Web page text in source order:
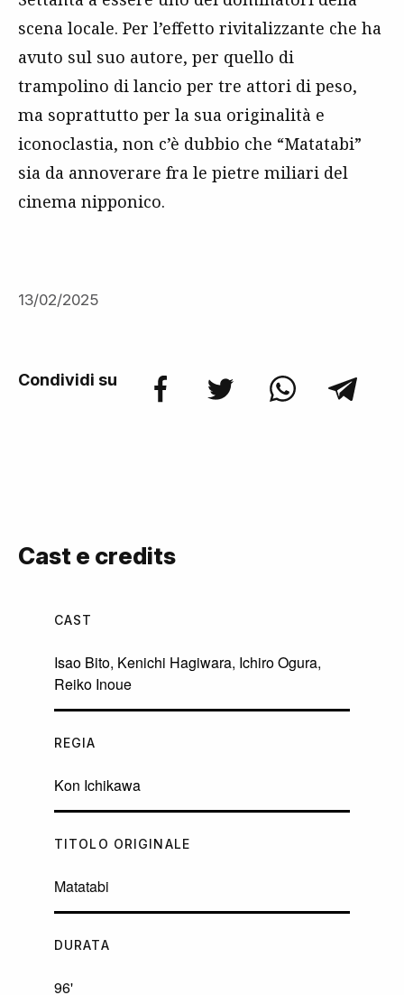
scena locale. Per l’effetto rivitalizzante che ha
avuto sul suo autore, per quello di
trampolino di lancio per tre attori di peso,
ma soprattutto per la sua originalità e
iconoclastia, non c’è dubbio che “Matatabi”
sia da annoverare fra le pietre miliari del
cinema nipponico.
13/02/2025
Condividi su
Cast e credits
CAST
Isao Bito, Kenichi Hagiwara, Ichiro Ogura,
Reiko Inoue
REGIA
Kon Ichikawa
TITOLO ORIGINALE
Matatabi
DURATA
96'